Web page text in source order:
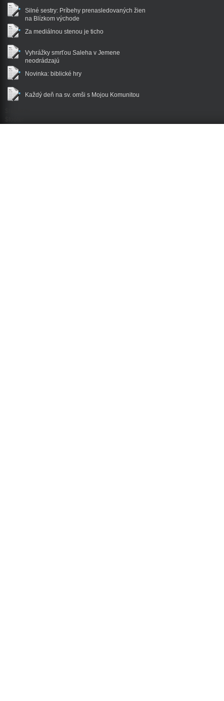
Silné sestry: Príbehy prenasledovaných žien
na Blízkom východe
Za mediálnou stenou je ticho
Vyhrážky smrťou Saleha v Jemene
neodrádzajú
Novinka: biblické hry
Každý deň na sv. omši s Mojou Komunitou